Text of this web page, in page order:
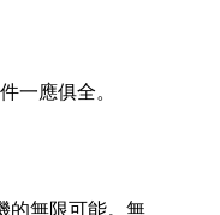
一應俱全。
的無限可能。無